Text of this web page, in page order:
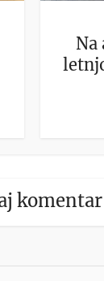
Na
komentar